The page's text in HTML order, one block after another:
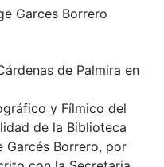
Garces Borrero
de Palmira en
y Fílmico del
de la Biblioteca
Garcés Borrero, por